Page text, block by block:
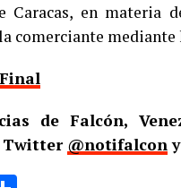
Caracas, en materia
comerciante mediante
de Falcón,
Twitter @notifalcon